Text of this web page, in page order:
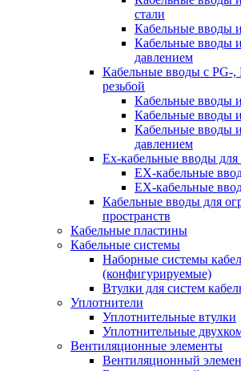
стали
Кабельные вводы
Кабельные вводы
давлением
Кабельные вводы c PG-,
резьбой
Кабельные вводы
Кабельные вводы
Кабельные вводы
давлением
Ex-кабельные вводы
EX-кабельные
EX-кабельные
Кабельные вводы для
пространств
Кабельные пластины
Кабельные системы
Наборные системы
(конфигурируемые)
Втулки для систем
Уплотнители
Уплотнительные втулки
Уплотнительные
Вентиляционные элементы
Вентиляционный